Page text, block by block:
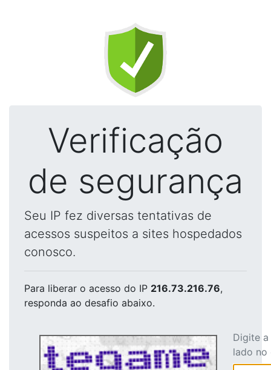
Verificação
de segurança
Seu IP fez diversas tentativas de
acessos suspeitos a sites hospedados
conosco.
Para liberar o acesso do IP 216.73.216.76,
responda ao desafio abaixo.
Digite
lado no